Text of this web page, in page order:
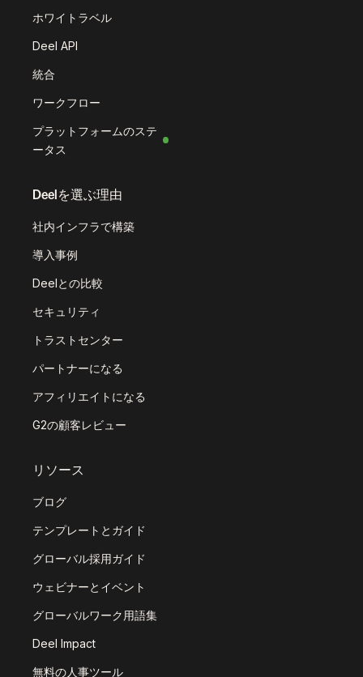
ホワイトラベル
Deel API
統合
ワークフロー
プラットフォームのステ
ータス
Deelを選ぶ理由
社内インフラで構築
導入事例
Deelとの比較
セキュリティ
トラストセンター
パートナーになる
アフィリエイトになる
G2の顧客レビュー
リソース
ブログ
テンプレートとガイド
グローバル採用ガイド
ウェビナーとイベント
グローバルワーク用語集
Deel Impact
無料の人事ツール